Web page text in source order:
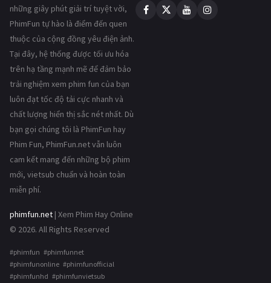
những giây phút giải trí tuyệt vời,
PhimFun tự hào là điểm đến quen
thuộc của cộng đồng yêu điện ảnh.
Tại đây, hệ thống được tối ưu hóa
trên hạ tầng mạnh mẽ để đảm bảo
trải nghiệm xem phim fun của bạn
luôn đạt tốc độ tải cực nhanh và
chất lượng hiển thị sắc nét nhất. Dù
bạn gọi chúng tôi là PhimFun hay
Phim Fun, PhimFun.net vẫn luôn
cam kết mang đến những bộ phim
mới, vietsub chuẩn và hoàn toàn
miễn phí.
phimfun.net | Xem Phim Hay Online
© 2026. All Rights Reserved
#phimfun #phimfunnet
#phimfunonline #phimfunofficial
#phimfunhd #phimfunvietsub